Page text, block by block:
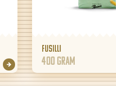
Fusilli
400 gram